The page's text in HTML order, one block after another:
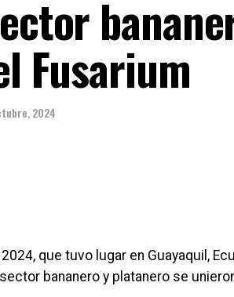
Fusarium
2024
que tuvo lugar en Guayaquil,
bananero y platanero se